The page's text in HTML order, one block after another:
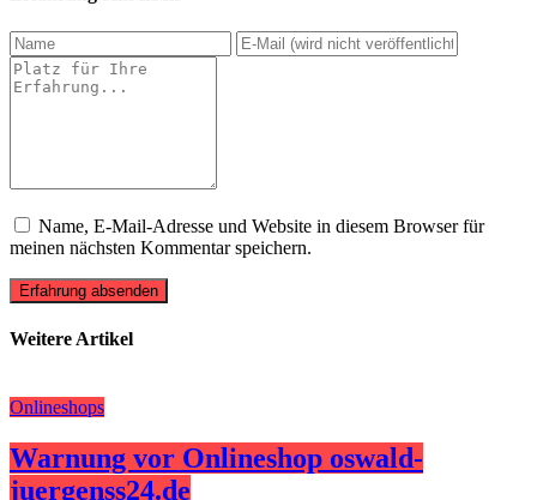
Name, E-Mail-Adresse und Website in diesem Browser für
meinen nächsten Kommentar speichern.
Erfahrung absenden
Weitere Artikel
Onlineshops
Warnung vor Onlineshop oswald-
juergenss24.de